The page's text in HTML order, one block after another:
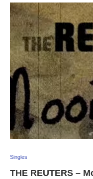
Singles
THE REUTERS –